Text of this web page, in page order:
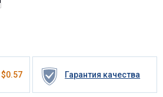
$0.57 Гарантия качества